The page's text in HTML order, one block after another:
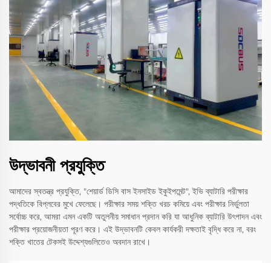
উদ্ভাবনী প্রযুক্তি
আমাদের স্বতন্ত্র প্রযুক্তি, "শেয়ার্ড ডিসি বাস ইনসাইড ইকুইপমেন্ট", ইভি ব্যাটারি পরীক্ষার
পদ্ধতিকে বিপ্লবের মুখে ফেলেছে। পরীক্ষার সময় শক্তি খরচ কমিয়ে এবং পরীক্ষার নির্ভুলতা
সর্বোচ্চ করে, আমরা এমন একটি অতুলনীয় সমাধান প্রদান করি যা আধুনিক ব্যাটারি উৎপাদন এবং
পরীক্ষার প্রয়োজনীয়তা পূরণ করে। এই উদ্ভাবনটি কেবল কার্যকরী দক্ষতাই বৃদ্ধি করে না, বরং
শক্তি খাতের টেকসই উদ্দেশ্যগুলিতেও অবদান রাখে।